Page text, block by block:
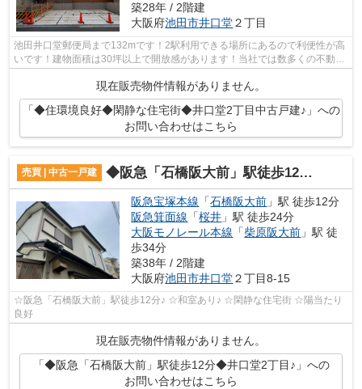
築28年 / 2階建
大阪府池田市井口堂２丁目
池田井口堂郵便局まで132mです！2駅利用できる場所にあるので利便性が高
いです！建物面積は30坪以上で開放感があります！当社では数多くの不動産
を取り扱っておりますので、お客様の希...
現在販売物件情報がありません。
「◆住環境良好◆閑静な住宅街◆井口堂2丁目中古戸建♪」への
お問い合わせはこちら
売買 | 中古一戸建 ◆阪急「石橋阪大前」駅徒歩12分◆井口堂2丁目♪
阪急宝塚本線 「石橋阪大前 」駅 徒歩12分
阪急箕面線 「桜井 」駅 徒歩24分
大阪モノレール本線 「柴原阪大前 」駅 徒
歩34分
築38年 / 2階建
大阪府池田市井口堂２丁目8-15
☆阪急「石橋阪大前」駅徒歩12分♪ ☆和室あり♪ ☆閑静な住宅街 ☆陽当たり
良好
現在販売物件情報がありません。
「◆阪急「石橋阪大前」駅徒歩12分◆井口堂2丁目♪」への
お問い合わせはこちら